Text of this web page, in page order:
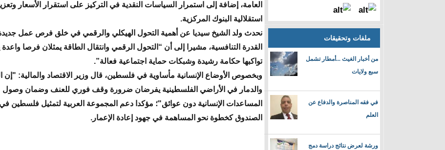
ملفات وتحقيقات
من أخبار الغيث ...أمطار تشمل
سبع ولايات
في فقه المناصرة والدفاع عن
العلم
ورشة لعرض نتائج دراسة دمج
العامة، إضافة إلى استمرار السياسات النقدية في التركيز على استقرار الأسعار
استقلالية البنوك المركزية.
نحدث ولد الشيخ سيديا عن أهمية التحول الهيكلي والرقمي في خلق فرص عمل جديدة
القدرة التنافسية، مشيرا إلى أن “التحول الرقمي وانتقال الطاقة يمثلان فرصا واعدة
تواكبها حكامة رشيدة وشبكات حماية اجتماعية فعالة”.
وبخصوص الأوضاع الإنسانية مأساوية في فلسطين، قال وزير الاقتصاد والمالية: "إن
والدمار في الأراضي الفلسطينية يفرضان ضرورة وقف فوري للعنف وضمان وصول
المساعدات الإنسانية دون عوائق"؛ مؤكدا دعم المجموعة العربية لتمثيل فلسطين
الصندوق كخطوة نحو المساهمة في جهود إعادة الإعمار.